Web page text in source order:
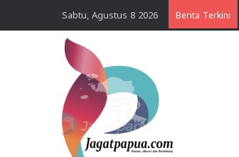
Sabtu, Agustus 8 2026 Berita Terkini